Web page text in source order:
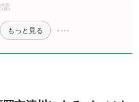
認
もっと見る